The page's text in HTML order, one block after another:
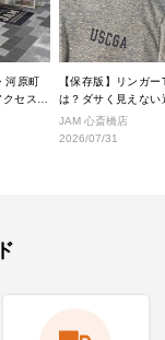
河原町
セス良
厳選！
【保存版】リンガ
は？ダサく見えない
なし完全ガイド
JAM 心斎橋店
2026/07/31